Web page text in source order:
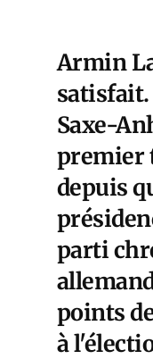
Armin
Saxe-
premier
depuis
parti
points
à